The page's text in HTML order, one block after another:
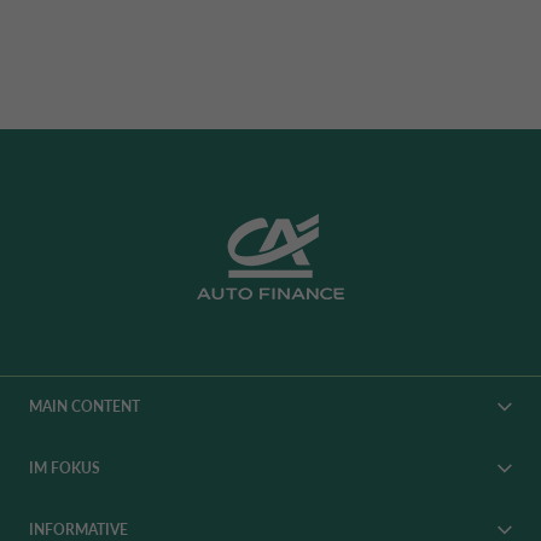
MAIN CONTENT
ANGEBOTE
IM FOKUS
INFORMATIVE